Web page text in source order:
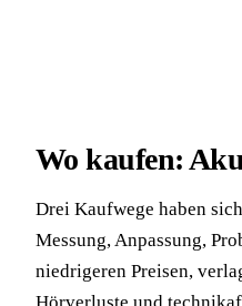
Wo kaufen:
Drei Kaufwege haben
Messung, Anpassung,
niedrigeren Preisen,